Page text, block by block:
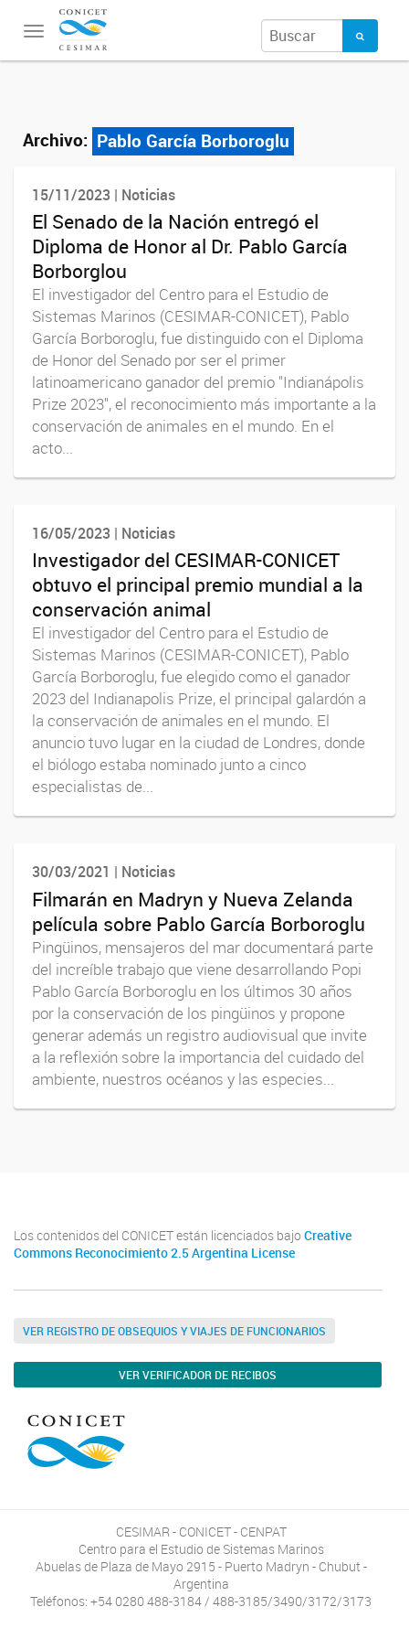
Toggle
navigation
Archivo: Pablo García Borboroglu
15/11/2023 | Noticias
El Senado de la Nación entregó el
Diploma de Honor al Dr. Pablo García
Borborglou
El investigador del Centro para el Estudio de
Sistemas Marinos (CESIMAR-CONICET), Pablo
García Borboroglu, fue distinguido con el Diploma
de Honor del Senado por ser el primer
latinoamericano ganador del premio "Indianápolis
Prize 2023", el reconocimiento más importante a la
conservación de animales en el mundo. En el
acto...
16/05/2023 | Noticias
Investigador del CESIMAR-CONICET
obtuvo el principal premio mundial a la
conservación animal
El investigador del Centro para el Estudio de
Sistemas Marinos (CESIMAR-CONICET), Pablo
García Borboroglu, fue elegido como el ganador
2023 del Indianapolis Prize, el principal galardón a
la conservación de animales en el mundo. El
anuncio tuvo lugar en la ciudad de Londres, donde
el biólogo estaba nominado junto a cinco
especialistas de...
30/03/2021 | Noticias
Filmarán en Madryn y Nueva Zelanda
película sobre Pablo García Borboroglu
Pingüinos, mensajeros del mar documentará parte
del increíble trabajo que viene desarrollando Popi
Pablo García Borboroglu en los últimos 30 años
por la conservación de los pingüinos y propone
generar además un registro audiovisual que invite
a la reflexión sobre la importancia del cuidado del
ambiente, nuestros océanos y las especies...
Los contenidos del CONICET están licenciados bajo Creative
Commons Reconocimiento 2.5 Argentina License
VER REGISTRO DE OBSEQUIOS Y VIAJES DE FUNCIONARIOS
VER VERIFICADOR DE RECIBOS
CESIMAR - CONICET - CENPAT
Centro para el Estudio de Sistemas Marinos
Abuelas de Plaza de Mayo 2915 - Puerto Madryn - Chubut -
Argentina
Teléfonos: +54 0280 488-3184 / 488-3185/3490/3172/3173